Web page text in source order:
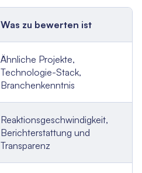
Was zu bewerten ist
Ähnliche Projekte,
Technologie-Stack,
Branchenkenntnis
Reaktionsgeschwindigkeit,
Berichterstattung und
Transparenz